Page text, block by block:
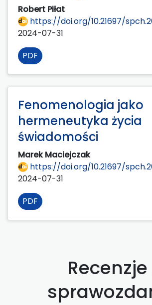
Robert Piłat
https://doi.org/10.21697/
2024-07-31
PDF
Fenomenologia jako
hermeneutyka życia
świadomości
Marek Maciejczak
https://doi.org/10.21697/
2024-07-31
PDF
Recenzje